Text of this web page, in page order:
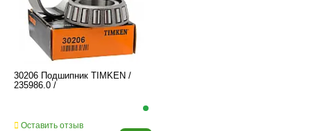
30206 Подшипник TIMKEN /
235986.0 /
Оставить отзыв